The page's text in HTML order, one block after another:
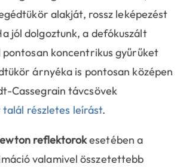
alakját, rossz leképezést
jól dolgoztunk, a defókuszált
pontosan koncentrikus gyűrűket
árnyéka is pontosan középen
Cassegrain távcsövek
részletes leírást.
reflektorokesetében a
valamivel összetettebb